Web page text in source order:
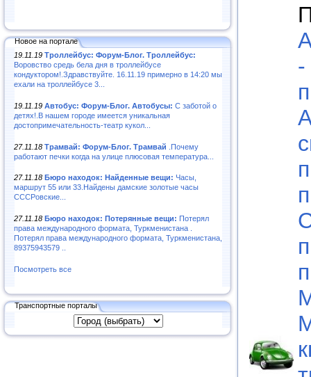
Новое на портале
19.11.19 Троллейбус: Форум-Блог. Троллейбус:
Воровство средь бела дня в троллейбусе
кондуктором!.Здравствуйте. 16.11.19 примерно в 14:20 мы
ехали на троллейбусе 3...
19.11.19 Автобус: Форум-Блог. Автобусы: С заботой о
детях!.В нашем городе имеется уникальная
достопримечательность-театр кукол...
27.11.18 Трамвай: Форум-Блог. Трамвай .Почему
работают печки когда на улице плюсовая температура...
27.11.18 Бюро находок: Найденные вещи: Часы,
маршрут 55 или 33.Найдены дамские золотые часы
СССРовские...
27.11.18 Бюро находок: Потерянные вещи: Потерял
права международного формата, Туркменистана .
Потерял права международного формата, Туркменистана,
89375943579 ..
Посмотреть все
Транспортные порталы
-